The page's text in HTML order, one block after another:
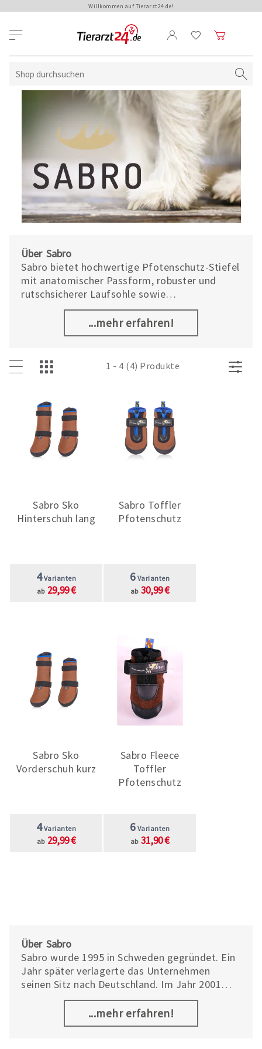
Willkommen auf Tierarzt24.de!
Über Sabro
Sabro bietet hochwertige Pfotenschutz-Stiefel
mit anatomischer Passform, robuster und
rutschsicherer Laufsohle sowie
atmungsaktivem Material für kleine und große
Hunde. Von Verletzungen an der Pfote über
Streusalz im Winter bis hin zu heißem Asphalt
Pfoten Ihres Vierbeiners zu schützen.
...mehr erfahren!
1 - 4 (4) Produkte
Sabro Sko
Hinterschuh lang
4Varianten
ab 29,99 €
Sabro Toffler
Pfotenschutz
6 Varianten
ab 30,99 €
Sabro Sko
Vorderschuh kurz
4Varianten
ab 29,99 €
Sabro Fleece
Toffler
Pfotenschutz
6 Varianten
ab 31,90 €
Über Sabro
Sabro wurde 1995 in Schweden gegründet. Ein
Jahr später verlagerte das Unternehmen
seinen Sitz nach Deutschland. Im Jahr 2001
entstand zusätzlich eine eigene Sattlerei und
kurz darauf neue Kollektionen von Hunde- und
Pferdezubehör.
...mehr erfahren!